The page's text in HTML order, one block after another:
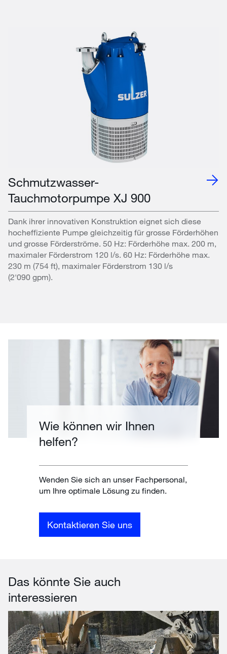
Schmutzwasser-
Tauchmotorpumpe XJ 900
Dank ihrer innovativen Konstruktion eignet sich diese
hocheffiziente Pumpe gleichzeitig für grosse Förderhöhen
und grosse Förderströme. 50 Hz: Förderhöhe max. 200 m,
maximaler Förderstrom 120 l/s. 60 Hz: Förderhöhe max.
230 m (754 ft), maximaler Förderstrom 130 l/s
(2'090 gpm).
Wie können wir Ihnen
helfen?
Wenden Sie sich an unser Fachpersonal,
um Ihre optimale Lösung zu finden.
Kontaktieren Sie uns
Das könnte Sie auch
interessieren